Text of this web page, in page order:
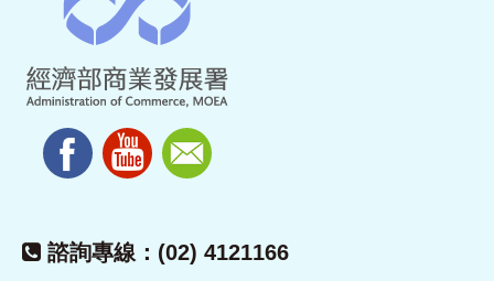
諮詢專線：(02) 4121166